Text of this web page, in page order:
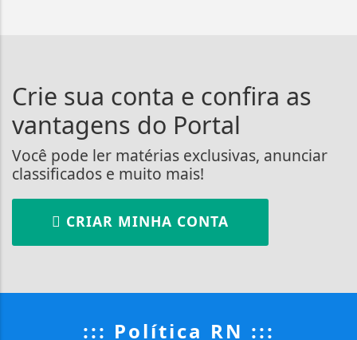
Crie sua conta e confira as
vantagens do Portal
Você pode ler matérias exclusivas, anunciar
classificados e muito mais!
CRIAR MINHA CONTA
::: Política RN :::